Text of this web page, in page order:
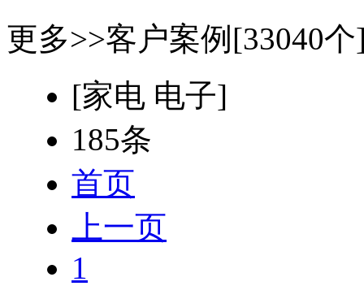
更多>>客户案例[33040
[家电 电子]
185条
首页
上一页
1